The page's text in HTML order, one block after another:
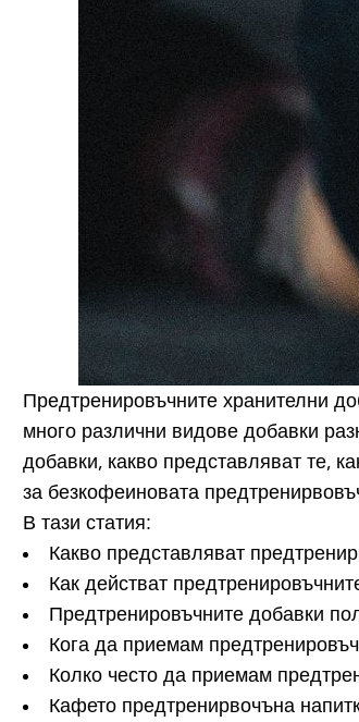
Предтренировъчните хранителни
много различни видове добавки
добавки, какво представляват те,
за безкофеиновата
В тази статия:
Какво представляват
Как действат
Предтренировъчните добавки
Кога да приемам
Колко често да приемам
Кафето предтренирвочъна